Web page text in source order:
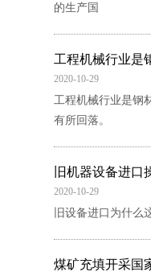
的生产国
工程机械行业是
2020-10-29
工程机械行业是钢
有所回落。
旧机器设备进
2020-10-29
旧设备进口为什
煤矿充填开采国